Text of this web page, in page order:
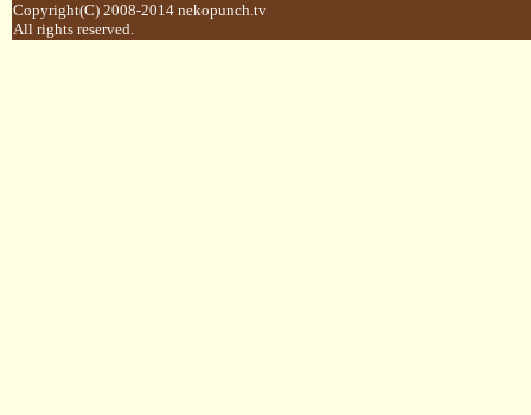
Copyright(C) 2008-2014 nekopunch.tv
All rights reserved.